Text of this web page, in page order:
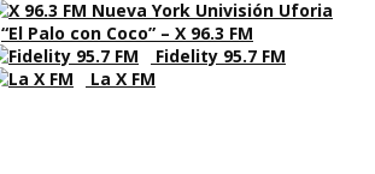
“El Palo con Coco” – X 96.3 FM
Fidelity 95.7 FM
La X FM